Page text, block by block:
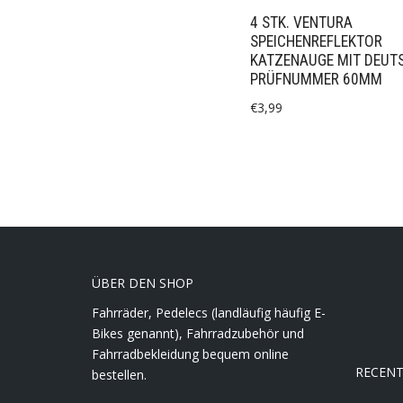
4 STK. VENTURA
SPEICHENREFLEKTOR
KATZENAUGE MIT
PRÜFNUMMER 60MM
€3,99
ÜBER DEN SHOP
Fahrräder, Pedelecs (landläufig häufig E-
Bikes genannt), Fahrradzubehör und
Fahrradbekleidung bequem online
bestellen.